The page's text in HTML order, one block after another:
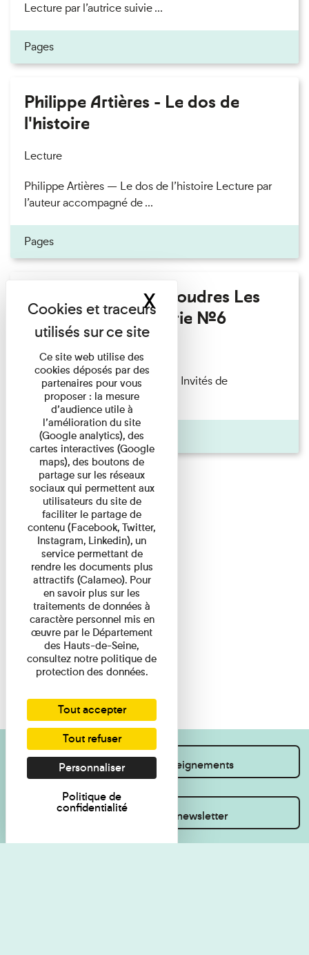
Lecture par l’autrice suivie ...
Pages
Philippe Artières - Le dos de
l'histoire
Lecture
Philippe Artières — Le dos de l’histoire Lecture par
l’auteur accompagné de ...
Pages
Fanny Taillandier - Foudres Les
Invités de l’Imprimerie n°6
Lecture
Fanny Taillandier – Foudres Les Invités de
l’Imprimerie n°6 Lecture ...
Pages
Je souhaite des renseignements
Inscrivez-vous à la newsletter
Ce site web utilise des
cookies déposés par des
partenaires pour vous
proposer : la mesure
d’audience utile à
l’amélioration du site
(Google analytics), des
cartes interactives (Google
maps), des boutons de
partage sur les réseaux
sociaux qui permettent aux
utilisateurs du site de
faciliter le partage de
contenu (Facebook, Twitter,
Instagram, Linkedin), un
service permettant de
rendre les documents plus
attractifs (Calameo). Pour
en savoir plus sur les
traitements de données à
caractère personnel mis en
œuvre par le Département
des Hauts-de-Seine,
consultez notre politique de
protection des données.
Tout accepter
Tout refuser
Personnaliser
Politique de
confidentialité
XMasquer le